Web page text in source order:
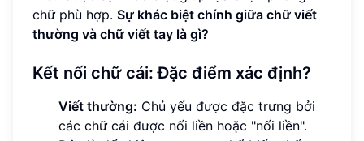
chữ phù hợp. Sự khác biệt chính giữa chữ viết
thường và chữ viết tay là gì?
Kết nối chữ cái: Đặc điểm xác định?
Viết thường: Chủ yếu được đặc trưng bởi
các chữ cái được nối liền hoặc "nối liền".